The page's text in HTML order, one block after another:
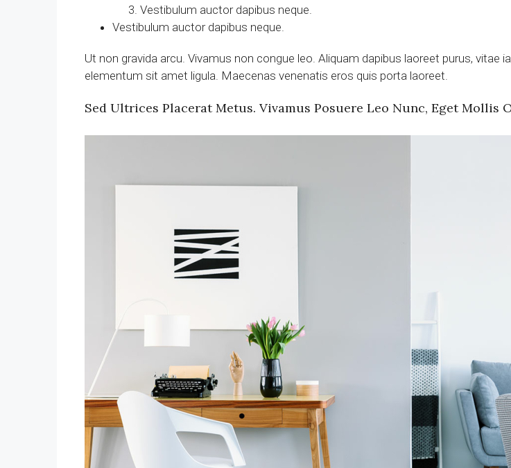
Vestibulum auctor dapibus neque.
Vestibulum auctor dapibus neque.
Ut non gravida arcu. Vivamus non congue leo. Aliquam dapibus laoreet purus,
elementum sit amet ligula. Maecenas venenatis eros quis porta laoreet.
Sed Ultrices Placerat Metus. Vivamus Posuere Leo Nunc, Eget Mollis